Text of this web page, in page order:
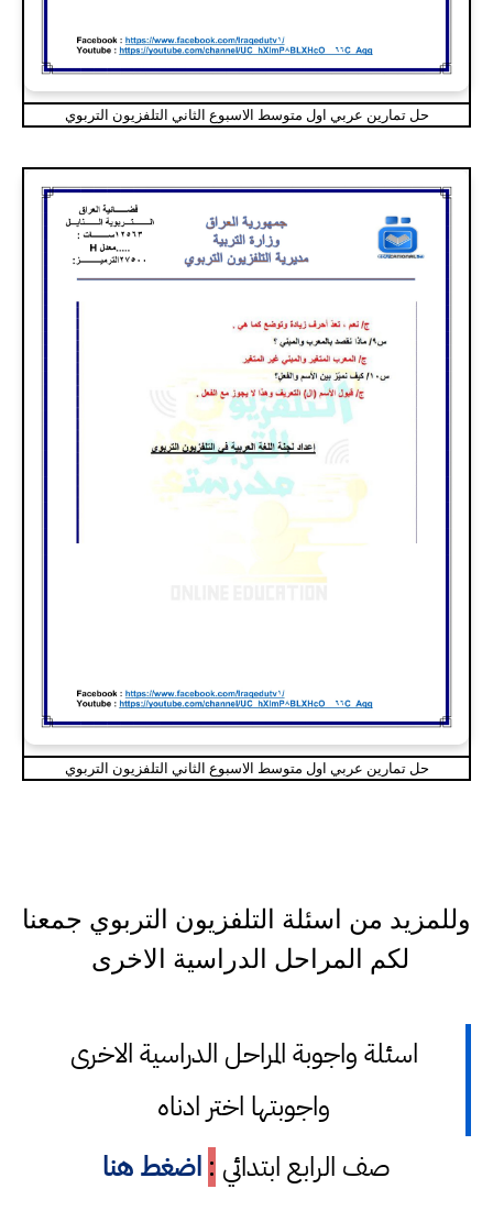
حل تمارين عربي اول متوسط الاسبوع الثاني التلفزيون التربوي
حل تمارين عربي اول متوسط الاسبوع الثاني التلفزيون التربوي
وللمزيد من اسئلة التلفزيون التربوي جمعنا
لكم المراحل الدراسية الاخرى
اسئلة واجوبة المراحل الدراسية الاخرى
واجوبتها اختر ادناه
صف الرابع ابتدائي : اضغط هنا